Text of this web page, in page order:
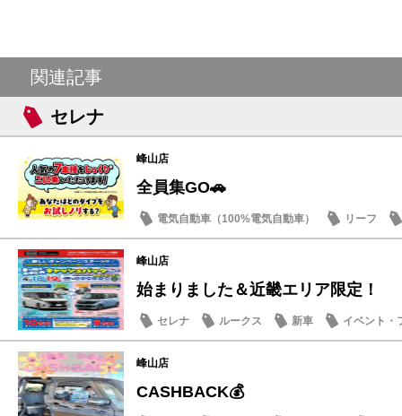
関連記事
セレナ
峰山店
全員集GO🚗
電気自動車（100%電気自動車）
リーフ
試乗車・展示車
峰山店
始まりました＆近畿エリア限定！
セレナ ルークス 新車 イベント・
峰山店
CASHBACK💰